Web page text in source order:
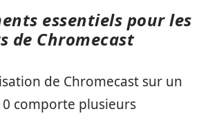
essentiels pour les
de Chromecast
de Chromecast sur un
comporte plusieurs